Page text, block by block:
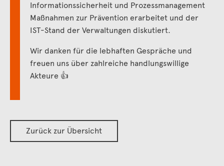
Informationssicherheit und Prozessmanagement
Maßnahmen zur Prävention erarbeitet und der
IST-Stand der Verwaltungen diskutiert.
Wir danken für die lebhaften Gespräche und
freuen uns über zahlreiche handlungswillige
Akteure 👍
Zurück zur Übersicht